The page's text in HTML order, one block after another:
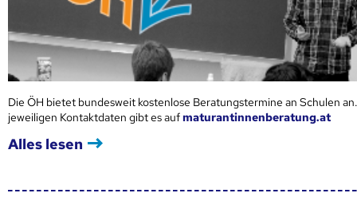
Die ÖH bietet bundesweit kostenlose Beratungstermine an Schulen
jeweiligen Kontaktdaten gibt es aufmaturantinnenberatung.at
Alles lesen